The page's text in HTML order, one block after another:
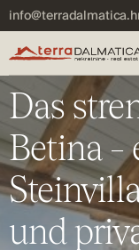
Das
Betina –
und